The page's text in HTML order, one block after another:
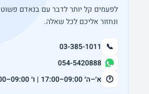
לפעמים קל יותר לדבר עם בנאדם
ונחזור אליכם לכל שאלה.
📞
03-385-1011
054-5420888
🕐 א׳–ה׳ 09:00–17:00 | ו׳ 09:00–13:00